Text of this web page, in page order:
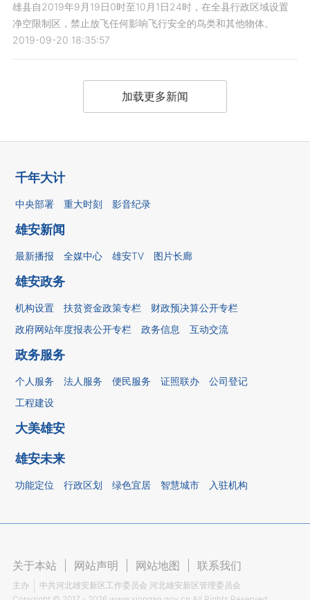
雄县自2019年9月19日0时至10月1日24时，在全县行政区域设置
净空限制区，禁止放飞任何影响飞行安全的鸟类和其他物体。
2019-09-20 18:35:57
加载更多新闻
千年大计
中央部署 重大时刻 影音纪录
雄安新闻
最新播报 全媒中心 雄安TV 图片长廊
雄安政务
机构设置 扶贫资金政策专栏
财政预决算公开专栏
政府网站年度报表公开专栏
政务信息 互动交流
政务服务
个人服务 法人服务 便民服务 证照联办
公司登记
工程建设
大美雄安
雄安未来
功能定位 行政区划 绿色宜居 智慧城市 入驻机构
关于本站 网站声明 网站地图 联系我们
主办
中共河北雄安新区工作委员会 河北雄安新区管理委员会